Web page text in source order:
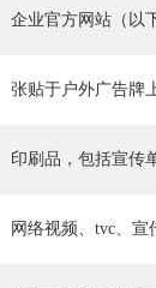
企业官方网站（以
张贴于户外广告牌
印刷品，包括宣传
网络视频、tvc、